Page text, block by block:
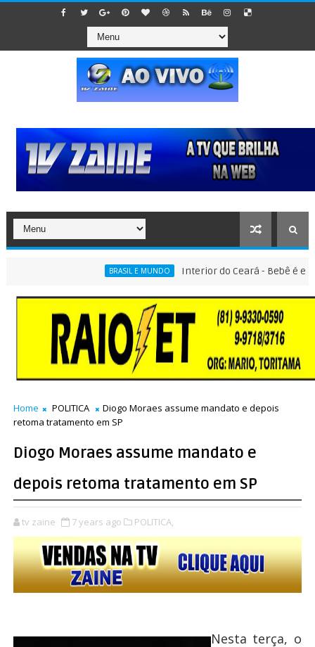
BRASIL E MUNDO Interior do Ceará - Bebê é
Home POLITICA
Diogo Moraes assume mandato e depois
retoma tratamento em SP
Diogo Moraes assume mandato e
depois retoma tratamento em SP
tv zaine 7 years ago POLITICA,
Nesta terça, o